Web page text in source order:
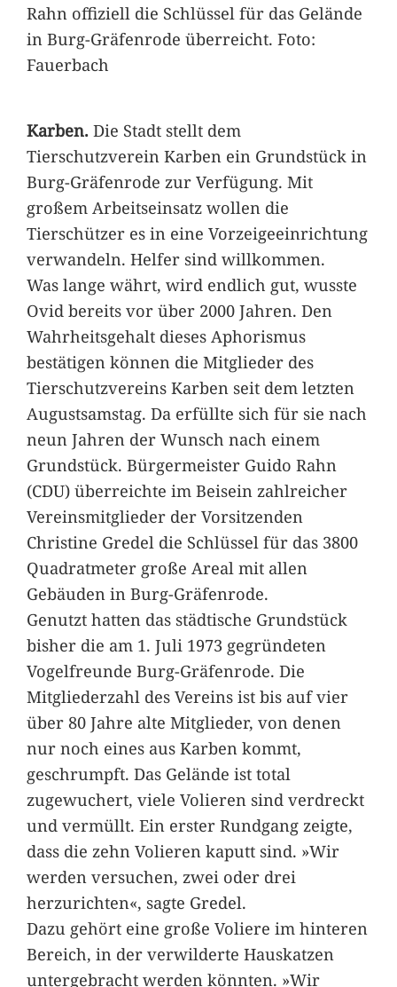
Rahn offiziell die Schlüssel für das Gelände
in Burg-Gräfenrode überreicht. Foto:
Fauerbach
Karben.Die Stadt stellt dem
Tierschutzverein Karben ein Grundstück in
Burg-Gräfenrode zur Verfügung. Mit
großem Arbeitseinsatz wollen die
Tierschützer es in eine Vorzeigeeinrichtung
verwandeln. Helfer sind willkommen.
Was lange währt, wird endlich gut, wusste
Ovid bereits vor über 2000 Jahren. Den
Wahrheitsgehalt dieses Aphorismus
bestätigen können die Mitglieder des
Tierschutzvereins Karben seit dem letzten
Augustsamstag. Da erfüllte sich für sie nach
neun Jahren der Wunsch nach einem
Grundstück. Bürgermeister Guido Rahn
(CDU) überreichte im Beisein zahlreicher
Vereinsmitglieder der Vorsitzenden
Christine Gredel die Schlüssel für das 3800
Quadratmeter große Areal mit allen
Gebäuden in Burg-Gräfenrode.
Genutzt hatten das städtische Grundstück
bisher die am 1. Juli 1973 gegründeten
Vogelfreunde Burg-Gräfenrode. Die
Mitgliederzahl des Vereins ist bis auf vier
über 80 Jahre alte Mitglieder, von denen
nur noch eines aus Karben kommt,
geschrumpft. Das Gelände ist total
zugewuchert, viele Volieren sind verdreckt
und vermüllt. Ein erster Rundgang zeigte,
dass die zehn Volieren kaputt sind. »Wir
werden versuchen, zwei oder drei
herzurichten«, sagte Gredel.
Dazu gehört eine große Voliere im hinteren
Bereich, in der verwilderte Hauskatzen
untergebracht werden könnten. »Wir